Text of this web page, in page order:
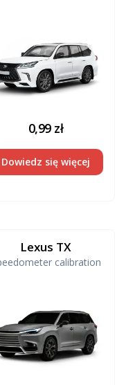
0,99 zł
Dowiedz się więcej
Lexus TX
calibration